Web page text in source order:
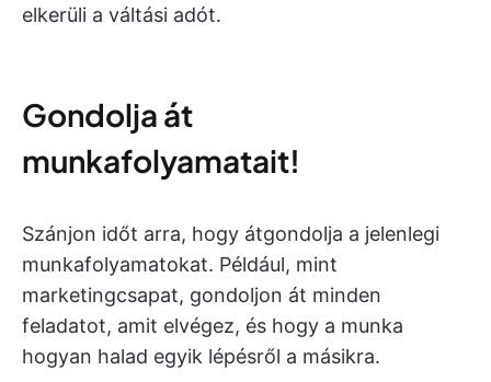
elkerüli a váltási adót.
Gondolja át
munkafolyamatait!
Szánjon időt arra, hogy átgondolja a jelenlegi
munkafolyamatokat. Például, mint
marketingcsapat, gondoljon át minden
feladatot, amit elvégez, és hogy a munka
hogyan halad egyik lépésről a másikra.